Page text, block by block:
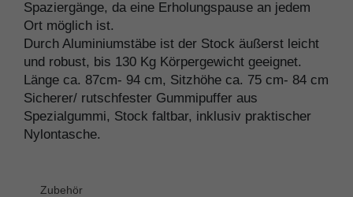
Spaziergänge, da eine Erholungspause an jedem
Ort möglich ist.
Durch Aluminiumstäbe ist der Stock äußerst leicht
und robust, bis 130 Kg Körpergewicht geeignet.
Länge ca. 87cm- 94 cm, Sitzhöhe ca. 75 cm- 84 cm
Sicherer/ rutschfester Gummipuffer aus
Spezialgummi, Stock faltbar, inklusiv praktischer
Nylontasche.
Zubehör